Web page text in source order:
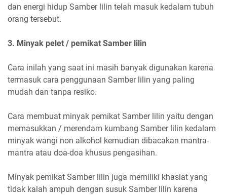
dan energi hidup Samber lilin telah masuk kedalam tubuh
orang tersebut.
3. Minyak pelet / pemikat Samber lilin
Cara inilah yang saat ini masih banyak digunakan karena
termasuk cara penggunaan Samber lilin yang paling
mudah dan tanpa resiko.
Cara membuat minyak pemikat Samber lilin yaitu dengan
memasukkan / merendam kumbang Samber lilin kedalam
minyak wangi non alkohol kemudian dibacakan mantra-
mantra atau doa-doa khusus pengasihan.
Minyak pemikat Samber lilin juga memiliki khasiat yang
tidak kalah ampuh dengan susuk Samber lilin karena